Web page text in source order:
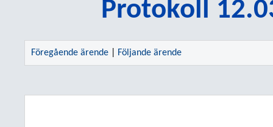
Protokoll
Föregående ärende Följande ärende